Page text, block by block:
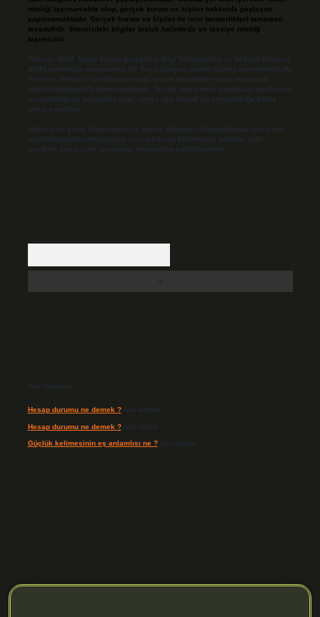
niteliği taşımamakta olup, gerçek kurum ve kişiler hakkında paylaşım
yapılmamaktadır. Gerçek kurum ve kişiler ile isim benzerlikleri tamamen
tesadüfidir. Sitemizdeki bilgiler taslak halindedir ve tavsiye niteliği
taşımazlar.
Sitemiz, 5651 Sayılı Kanun gereğince Bilgi Teknolojileri ve İletişim Kurumu
(BTK) tarafından onaylanmış bir Yer Sağlayıcı olarak hizmet vermektedir. Bu
nedenle, sitedeki içerikleri proaktif olarak denetleme veya araştırma
yükümlülüğümüz bulunmamaktadır. Ancak, üyelerimiz yazdıkları içeriklerin
sorumluluğunu taşımakta olup, siteye üye olarak bu sorumluluğu kabul
etmiş sayılırlar.
Hukuka ve yasal düzenlemelere aykırı olduğunu düşündüğünüz içerikleri,
backlinkpanelicomtr@gmail.com adresine bildirmeniz halinde, ilgili
içerikler yasal süre içerisinde sitemizden kaldırılacaktır.
Son Yorumlar
Hesap durumu ne demek ?için admin
Hesap durumu ne demek ?için Haluk
Güçlük kelimesinin eş anlamlısı ne ?için admin